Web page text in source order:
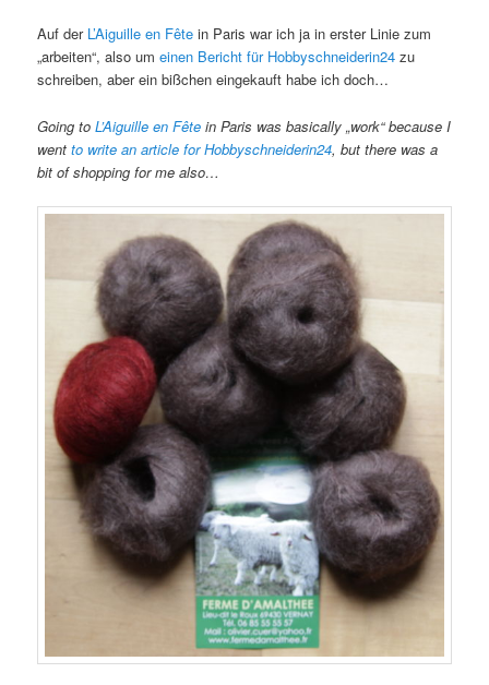
Auf der L’Aiguille en Fête in Paris war ich ja in erster Linie zum
„arbeiten“, also umeinen Bericht für Hobbyschneiderin24 zu
schreiben, aber ein bißchen eingekauft habe ich doch…
Going toL’Aiguille en Fête in Paris was basically „work“ because I
wentto write an article for Hobbyschneiderin24, but there was a
bit of shopping for me also…